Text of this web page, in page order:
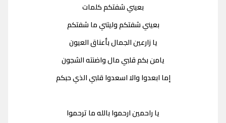
بعيني شفتكم كلمات
بعيني شفتكم وليتني ما شفتكم
يا زارعين الجمال بأعناق العيون
يامن بكم قلبي مال واضنته الشجون
إما ابعدوا والا اسعدوا قلبي الذي حبكم
يا راحمين ارحموا بالله ما ترحموا